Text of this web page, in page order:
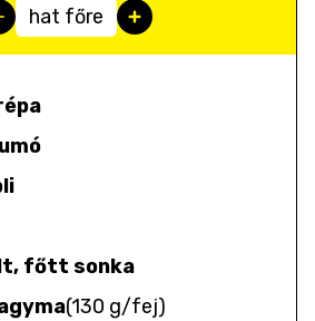
hat főre
főtt sonka
(130 g/fej)